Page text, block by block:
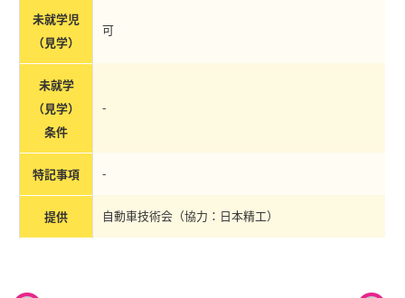
未就学児
（見学）
可
未就学
（見学）
条件
-
特記事項 -
提供 自動車技術会（協力：日本精工）